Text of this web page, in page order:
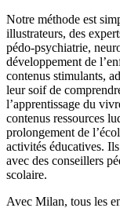
Notre méthode est
illustrateurs, des
pédo-psychiatrie,
développement de
contenus stimulants,
leur soif de
l’apprentissage du
contenus ressources
prolongement de
activités éducatives.
avec des conseillers
scolaire.
Avec Milan, tous les